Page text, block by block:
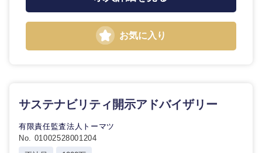
お気に入り
サステナビリティ開示アドバイザリー
有限責任監査法人トーマツ
No. 01002528001204